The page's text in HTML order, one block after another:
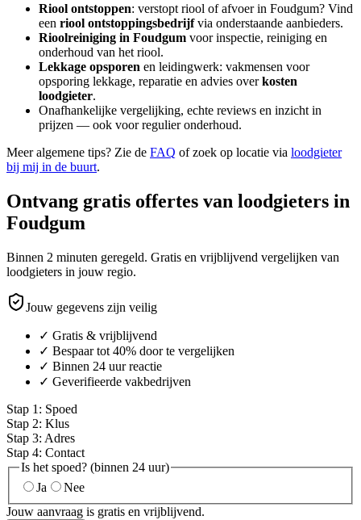
Riool ontstoppen: verstopt riool of afvoer in Foudgum? Vind
een riool ontstoppingsbedrijfvia onderstaande aanbieders.
Rioolreiniging in Foudgum voor inspectie, reiniging en
onderhoud van het riool.
Lekkage opsporen en leidingwerk: vakmensen voor
opsporing lekkage, reparatie en advies overkosten
loodgieter.
Onafhankelijke vergelijking, echte reviews en inzicht in
prijzen — ook voor regulier onderhoud.
Meer algemene tips? Zie de FAQ of zoek op locatie via loodgieter
bij mij in de buurt.
Ontvang gratis offertes van loodgieters in
Foudgum
Binnen 2 minuten geregeld. Gratis en vrijblijvend vergelijken van
loodgieters in jouw regio.
Jouw gegevens zijn veilig
✓ Gratis & vrijblijvend
✓ Bespaar tot 40% door te vergelijken
✓ Binnen 24 uur reactie
✓ Geverifieerde vakbedrijven
Stap 1 : Spoed
Stap 2: Klus
Stap 3: Adres
Stap 4: Contact
Is het spoed? (binnen 24 uur)
Ja
Nee
Jouw aanvraag is gratis en vrijblijvend.